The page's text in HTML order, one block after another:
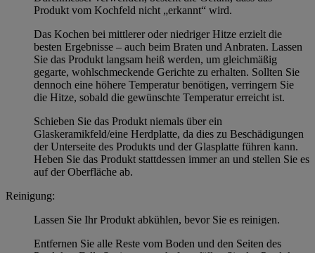
Produkt vom Kochfeld nicht „erkannt“ wird.
Das Kochen bei mittlerer oder niedriger Hitze erzielt die
besten Ergebnisse – auch beim Braten und Anbraten. Lassen
Sie das Produkt langsam heiß werden, um gleichmäßig
gegarte, wohlschmeckende Gerichte zu erhalten. Sollten Sie
dennoch eine höhere Temperatur benötigen, verringern Sie
die Hitze, sobald die gewünschte Temperatur erreicht ist.
Schieben Sie das Produkt niemals über ein
Glaskeramikfeld/eine Herdplatte, da dies zu Beschädigungen
der Unterseite des Produkts und der Glasplatte führen kann.
Heben Sie das Produkt stattdessen immer an und stellen Sie es
auf der Oberfläche ab.
Reinigung:
Lassen Sie Ihr Produkt abkühlen, bevor Sie es reinigen.
Entfernen Sie alle Reste vom Boden und den Seiten des